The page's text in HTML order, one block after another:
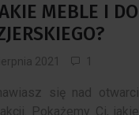
MEBLE I
2021 1
się nad
Pokażemy Ci,